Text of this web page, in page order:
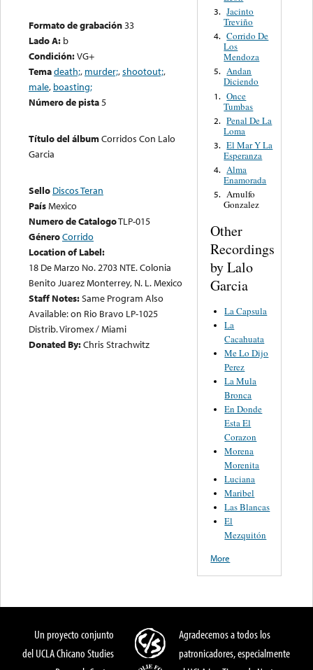
Formato de grabación33
Lado A: b
Condición:VG+
Temadeath;, murder;,shootout;,
male, boasting;
Número de pista5
Título del álbumCorridos Con Lalo
Garcia
Sello Discos Teran
PaísMexico
Numero de CatalogoTLP-015
GéneroCorrido
Location of Label:
18 De Marzo No. 2703 NTE. Colonia
Benito Juarez Monterrey, N. L. Mexico
Staff Notes:Same Program Also
Available: on Rio Bravo LP-1025
Distrib. Viromex / Miami
Donated By:Chris Strachwitz
3. Jacinto
Treviño
4. Corrido De
Los
Mendoza
5. Andan
Diciendo
1. Once
Tumbas
2. Penal De La
Loma
3. El Mar Y La
Esperanza
4. Alma
Enamorada
5. Arnulfo
Gonzalez
Other
Recordings
by Lalo
Garcia
La Capsula
La
Cacahuata
Me Lo Dijo
Perez
La Mula
Bronca
En Donde
Esta El
Corazon
Morena
Morenita
Luciana
Maribel
Las Blancas
El
Mezquitón
More
Un proyecto conjunto
del UCLA Chicano Studies
Agradecemos a todos los
patronicadores, especialmente